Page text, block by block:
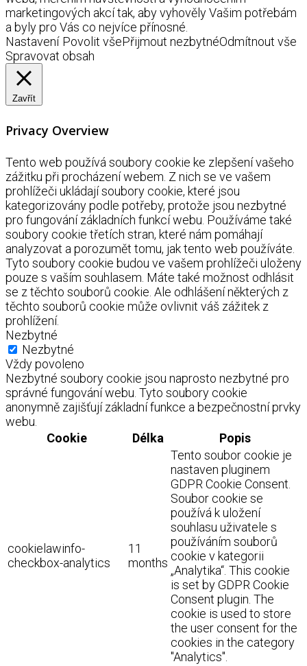
marketingových akcí tak, aby vyhověly Vašim potřebám
a byly pro Vás co nejvíce přínosné.
Nastavení Povolit všePřijmout nezbytnéOdmítnout vše
Spravovat obsah
Zavřít
Privacy Overview
Tento web používá soubory cookie ke zlepšení vašeho
zážitku při procházení webem. Z nich se ve vašem
prohlížeči ukládají soubory cookie, které jsou
kategorizovány podle potřeby, protože jsou nezbytné
pro fungování základních funkcí webu. Používáme také
soubory cookie třetích stran, které nám pomáhají
analyzovat a porozumět tomu, jak tento web používáte.
Tyto soubory cookie budou ve vašem prohlížeči uloženy
pouze s vaším souhlasem. Máte také možnost odhlásit
se z těchto souborů cookie. Ale odhlášení některých z
těchto souborů cookie může ovlivnit váš zážitek z
prohlížení.
Nezbytné
Nezbytné
Vždy povoleno
Nezbytné soubory cookie jsou naprosto nezbytné pro
správné fungování webu. Tyto soubory cookie
anonymně zajišťují základní funkce a bezpečnostní prvky
webu.
Cookie
Délka Popis
cookielawinfo-
checkbox-analytics
11
months
Tento soubor cookie je
nastaven pluginem
GDPR Cookie Consent.
Soubor cookie se
používá k uložení
souhlasu uživatele s
používáním souborů
cookie v kategorii
„Analytika“. This cookie
is set by GDPR Cookie
Consent plugin. The
cookie is used to store
the user consent for the
cookies in the category
"Analytics".